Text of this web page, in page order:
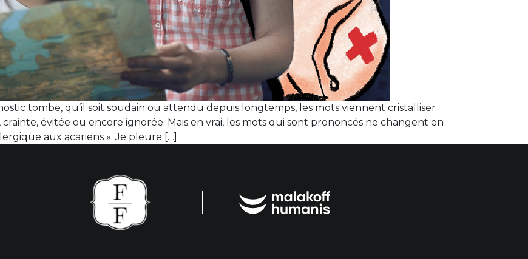
tombe, qu’il soit soudain ou attendu depuis longtemps, les mots viennent cristalliser
évitée ou encore ignorée. Mais en vrai, les mots qui sont prononcés ne changent en
aux acariens ». Je pleure […]